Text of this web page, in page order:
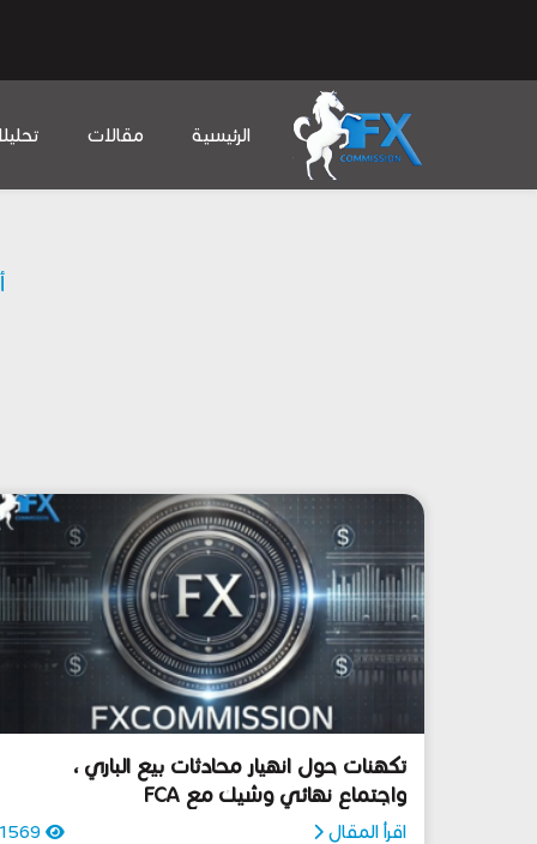
الرئيسية مقالات
تكهنات حول انهيار محادثات بيع الباري ،
واجتماع نهائي وشيك مع FCA
اقرأ المقال 1569